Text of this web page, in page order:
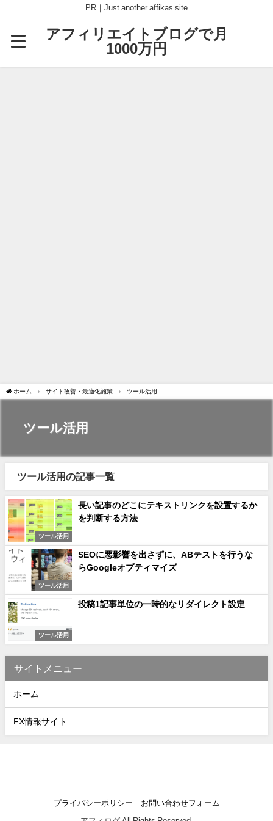
PR｜Just another affikas site
アフィリエイトブログで月
1000万円
ホーム サイト改善・最適化施策 ツール活用
ツール活用
ツール活用の記事一覧
ツール活用
長い記事のどこにテキストリンクを設置するか
を判断する方法
ツール活用
SEOに悪影響を出さずに、ABテストを行うな
らGoogleオプティマイズ
ツール活用
投稿1記事単位の一時的なリダイレクト設定
サイトメニュー
ホーム
FX情報サイト
プライバシーポリシー お問い合わせフォーム